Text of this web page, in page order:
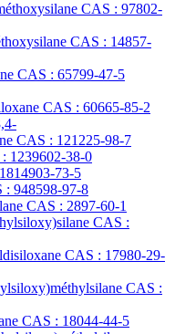
CAS : 97802-
CAS : 14857-
CAS : 65799-47-5
CAS : 60665-85-2
CAS : 121225-98-7
1239602-38-0
73-5
: 948598-97-8
CAS : 2897-60-1
CAS :
CAS : 17980-29-
CAS :
CAS : 18044-44-5